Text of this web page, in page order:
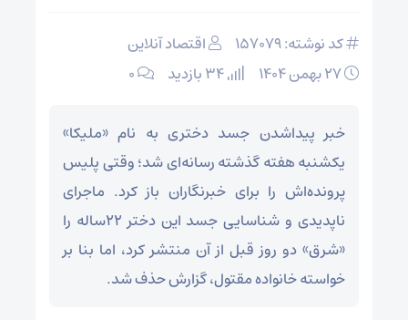
کد نوشته: 157079
اقتصاد آنلاین
۰
خبر پیداشدن جسد دختری به نام «ملیکا»
یکشنبه هفته گذشته رسانه‌ای شد؛ وقتی پلیس
پرونده‌اش را برای خبرنگاران باز کرد. ماجرای
ناپدیدی و شناسایی جسد این دختر ۲۲‌ساله را
«شرق» دو روز قبل از آن منتشر کرد، اما بنا بر
خواسته خانواده مقتول، گزارش حذف شد.